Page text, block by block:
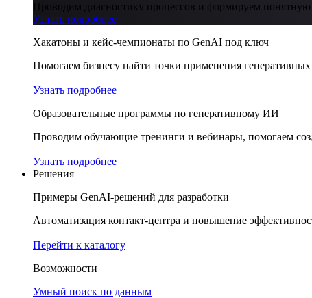
Проводим диагностику процессов и формируем
Узнать подробнее
Хакатоны и кейс-чемпионаты по GenAI под ключ
Помогаем бизнесу найти точки применения
Узнать подробнее
Образовательные программы по генеративному ИИ
Проводим обучающие тренинги и вебинары, помогаем
Узнать подробнее
Решения
Примеры GenAI-решений для разработки
Автоматизация контакт-центра и повышение
Перейти к каталогу
Возможности
Умный поиск по данным